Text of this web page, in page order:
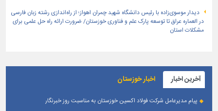
دیدار موسوی‌زاده با رئیس دانشگاه شهید چمران اهواز؛ از راه‌اندازی رشته زبان فارسی
در العماره عراق تا توسعه پارک علم و فناوری خوزستان/ ضرورت ارائه راه حل علمی برای
مشکلات استان
آخرین اخبار اخبار خوزستان
پیام مدیرعامل شرکت فولاد اکسین خوزستان به مناسبت روز خبرنگار